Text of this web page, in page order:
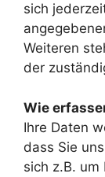
sich
Weiteren
der
Wie
Ihre Daten
dass Sie
sich z.B. um